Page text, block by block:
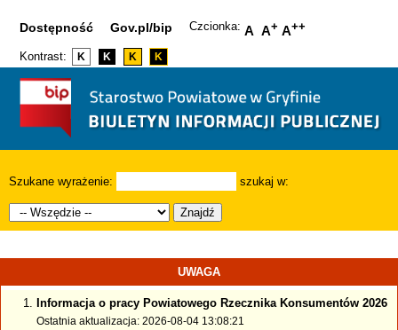
Dostępność Gov.pl/bip Czcionka: A A+ A++
Kontrast: K K K K
Szukane wyrażenie: szukaj w:
Znajdź
UWAGA
Informacja o pracy Powiatowego Rzecznika Konsumentów 2026
Ostatnia aktualizacja: 2026-08-04 13:08:21